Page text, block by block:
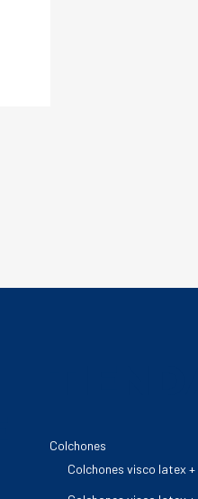
Colchones
Colchones visco latex